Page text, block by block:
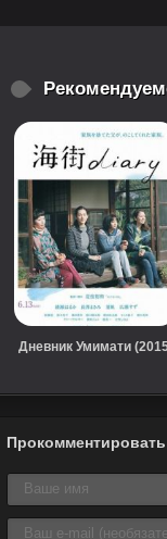
Дневник Умимати
Прокомментировать